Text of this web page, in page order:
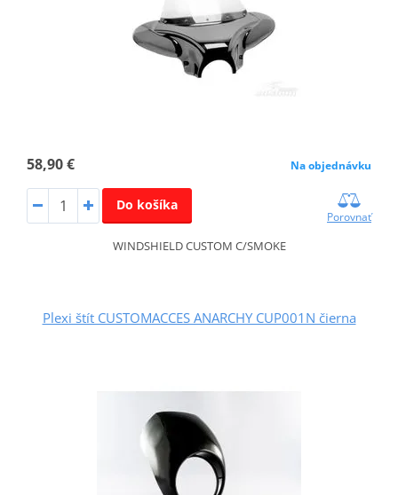
58,90 € Na objednávku
Do košíka
Porovnať
WINDSHIELD CUSTOM C/SMOKE
Plexi štít CUSTOMACCES ANARCHY CUP001N čierna